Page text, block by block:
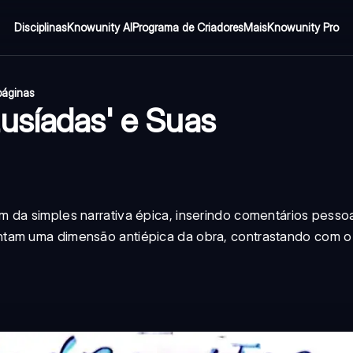
DisciplinasKnowunity AIPrograma de CriadoresMaisKnowunity Pro
e Suas
da simples narrativa épica, inserindo comentários
uma dimensão antiépica da obra, contrastando com